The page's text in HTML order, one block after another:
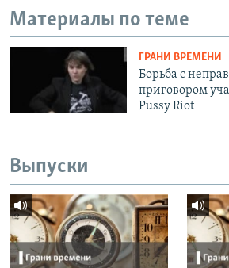
Материалы по теме
ГРАНИ ВРЕМЕНИ
Борьба с
приговором
Pussy Riot
Выпуски